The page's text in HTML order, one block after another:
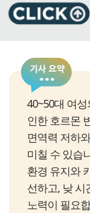
40~50대 여
인한 호르몬
면역력 저하
미칠 수 있습
환경 유지와
선하고, 낮 시
노력이 필요